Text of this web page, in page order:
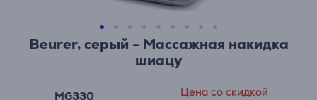
Beurer, серый - Массажная накидка
шиацу
MG330
Цена со скидкой